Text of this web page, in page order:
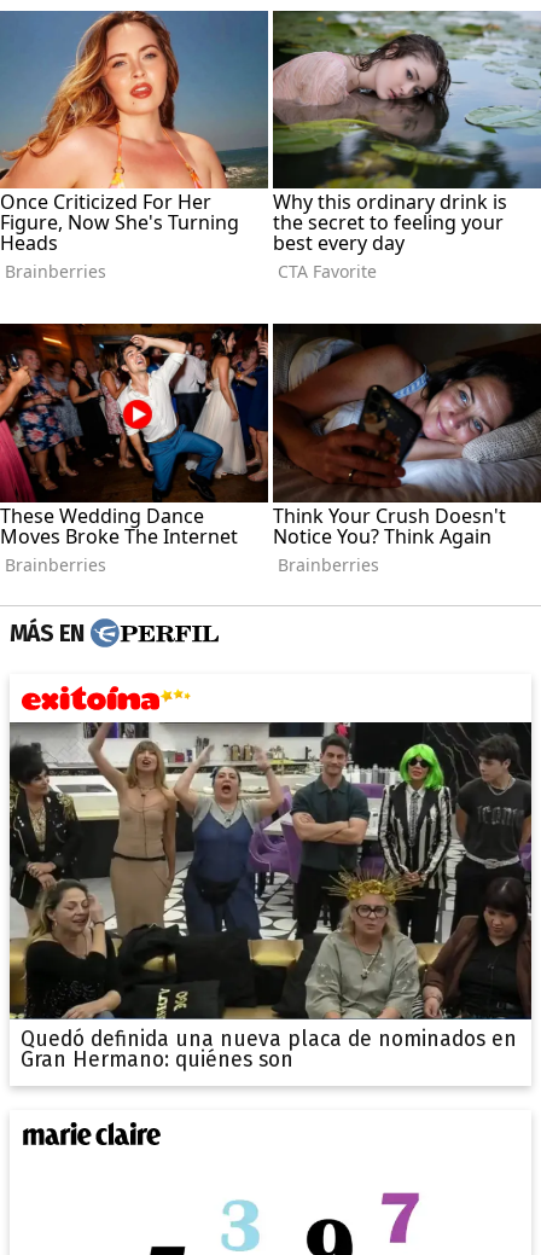
MÁS EN
Quedó definida una nueva placa de nominados en
Gran Hermano: quiénes son